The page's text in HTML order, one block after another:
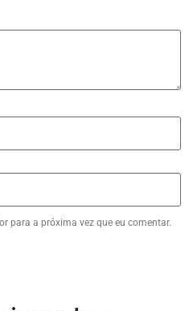
para a próxima vez que eu comentar.